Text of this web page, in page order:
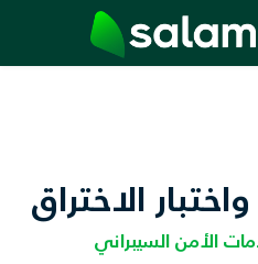
الاختراق
الأمن السيبراني